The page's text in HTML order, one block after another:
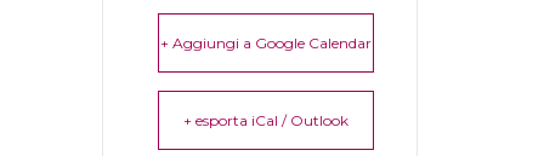
+ Aggiungi a Google Calendar
+ esporta iCal / Outlook